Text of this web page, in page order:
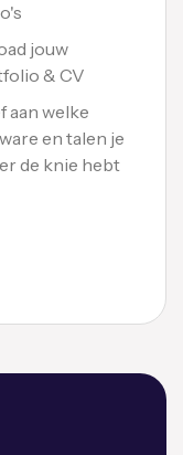
jouw
& CV
aan welke
en talen je
de knie hebt